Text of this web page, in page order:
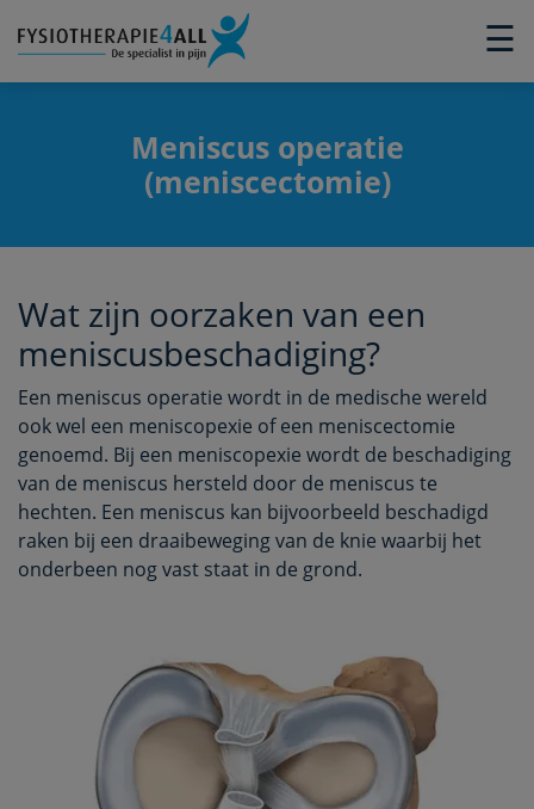
☰
×
Meniscus operatie
(meniscectomie)
Wat zijn oorzaken van een
meniscusbeschadiging?
Een meniscus operatie wordt in de medische wereld
ook wel een meniscopexie of een meniscectomie
genoemd. Bij een meniscopexie wordt de beschadiging
van de meniscus hersteld door de meniscus te
hechten. Een meniscus kan bijvoorbeeld beschadigd
raken bij een draaibeweging van de knie waarbij het
onderbeen nog vast staat in de grond.